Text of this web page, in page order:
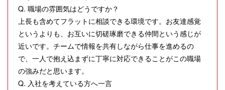
Q. 職場の雰囲気はどうですか？
上長も含めてフラットに相談できる環境です。お友達感覚
というよりも、お互いに切磋琢磨できる仲間という感じが
近いです。チームで情報を共有しながら仕事を進めるの
で、一人で抱え込まずに丁寧に対応できることがこの職場
の強みだと思います。
Q. 入社を考えている方へ一言